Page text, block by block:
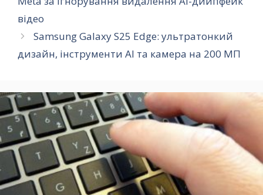
відео
Samsung Galaxy S25 Edge: ультратонкий
дизайн, інструменти AI та камера на 200 МП